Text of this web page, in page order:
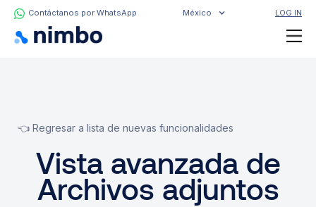
Contáctanos por WhatsApp México LOG IN
👈 Regresar a lista de nuevas funcionalidades
Vista avanzada de
Archivos adjuntos